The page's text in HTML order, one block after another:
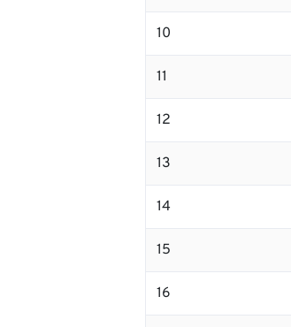
10
11
12
13
14
15
16